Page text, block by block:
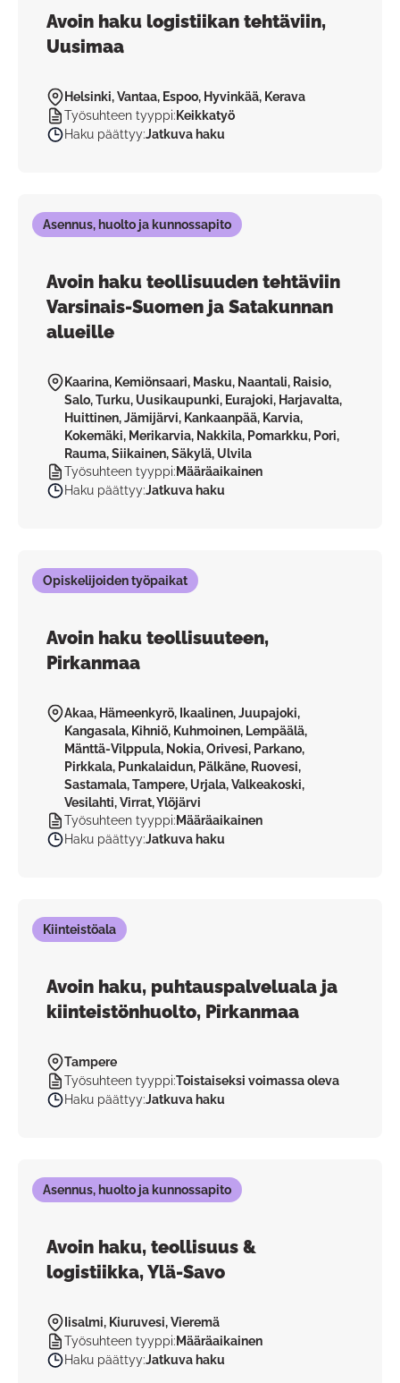
Avoin haku logistiikan tehtäviin,
Uusimaa
Helsinki, Vantaa, Espoo, Hyvinkää, Kerava
Työsuhteen tyyppi: Keikkatyö
Haku päättyy:Jatkuva haku
Asennus, huolto ja kunnossapito
Avoin haku teollisuuden tehtäviin
Varsinais-Suomen ja Satakunnan
alueille
Kaarina, Kemiönsaari, Masku, Naantali, Raisio,
Salo, Turku, Uusikaupunki, Eurajoki, Harjavalta,
Huittinen, Jämijärvi, Kankaanpää, Karvia,
Kokemäki, Merikarvia, Nakkila, Pomarkku, Pori,
Rauma, Siikainen, Säkylä, Ulvila
Työsuhteen tyyppi: Määräaikainen
Haku päättyy:Jatkuva haku
Opiskelijoiden työpaikat
Avoin haku teollisuuteen,
Pirkanmaa
Akaa, Hämeenkyrö, Ikaalinen, Juupajoki,
Kangasala, Kihniö, Kuhmoinen, Lempäälä,
Mänttä-Vilppula, Nokia, Orivesi, Parkano,
Pirkkala, Punkalaidun, Pälkäne, Ruovesi,
Sastamala, Tampere, Urjala, Valkeakoski,
Vesilahti, Virrat, Ylöjärvi
Työsuhteen tyyppi: Määräaikainen
Haku päättyy:Jatkuva haku
Kiinteistöala
Avoin haku, puhtauspalveluala ja
kiinteistönhuolto, Pirkanmaa
Tampere
Työsuhteen tyyppi:Toistaiseksi voimassa oleva
Haku päättyy:Jatkuva haku
Asennus, huolto ja kunnossapito
Avoin haku, teollisuus &
logistiikka, Ylä-Savo
Iisalmi, Kiuruvesi, Vieremä
Työsuhteen tyyppi: Määräaikainen
Haku päättyy:Jatkuva haku